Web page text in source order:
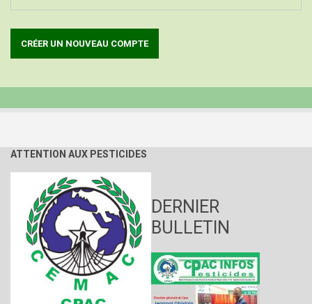
ATTENTION AUX PESTICIDES
DERNIER
BULLETIN